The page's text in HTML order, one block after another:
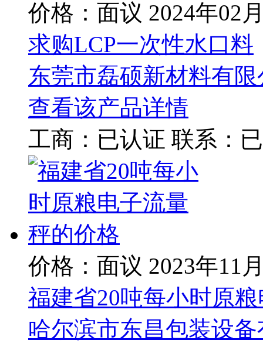
价格：面议 2024年02
求购LCP一次性水口料
东莞市磊硕新材料有限
查看该产品详情
工商： 已认证 联系：
价格：面议 2023年11
福建省20吨每小时原
哈尔滨市东昌包装设